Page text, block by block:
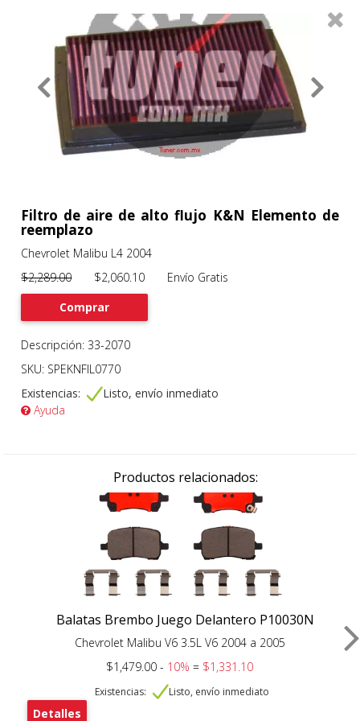
About
Services
Clients
Productos Filtros 0
Previous
Filtro de aire de alto flujo K&N Elemento de
reemplazo
Chevrolet Malibu L4 2004
$2,289.00$2,060.10 Envío Gratis
Comprar
Descripción: 33-2070
SKU: SPEKNFIL0770
Existencias:
Listo, envío inmediato
Ayuda
Productos relacionados:
Balatas Brembo Juego Delantero P10030N
Chevrolet Malibu V6 3.5L V6 2004 a 2005
$1,479.00 - 10%= $1,331.10
Existencias: Listo, envío inmediato
Detalles